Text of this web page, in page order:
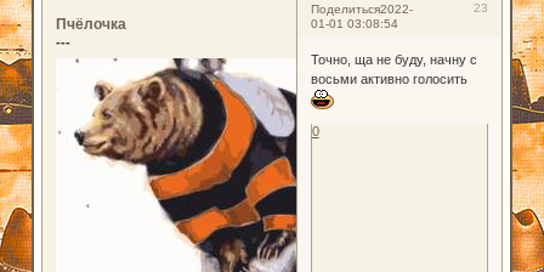
Поделиться 23
2022-
01-01 03:08:54
Пчёлочка
---
Точно, ща не буду, начну с
восьми активно голосить
0